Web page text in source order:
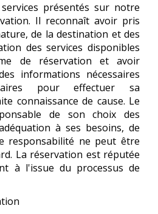
présentés sur notre
Il reconnaît avoir pris
de la destination et des
des services disponibles
de réservation et avoir
informations nécessaires
pour effectuer sa
connaissance de cause. Le
de son choix des
à ses besoins, de
responsabilité ne peut être
La réservation est réputée
à l'issue du processus de